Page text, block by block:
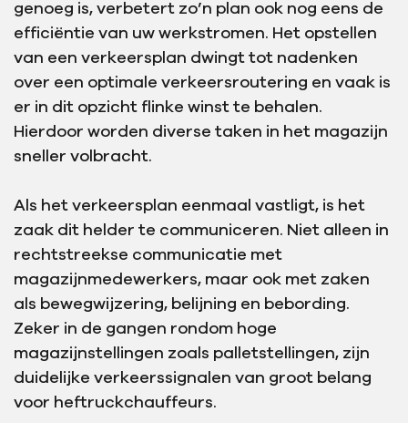
genoeg is, verbetert zo’n plan ook nog eens de
efficiëntie van uw werkstromen. Het opstellen
van een verkeersplan dwingt tot nadenken
over een optimale verkeersroutering en vaak is
er in dit opzicht flinke winst te behalen.
Hierdoor worden diverse taken in het magazijn
sneller volbracht.
Als het verkeersplan eenmaal vastligt, is het
zaak dit helder te communiceren. Niet alleen in
rechtstreekse communicatie met
magazijnmedewerkers, maar ook met zaken
als bewegwijzering, belijning en bebording.
Zeker in de gangen rondom hoge
magazijnstellingen zoals palletstellingen, zijn
duidelijke verkeerssignalen van groot belang
voor heftruckchauffeurs.